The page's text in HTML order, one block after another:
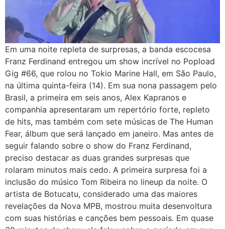
Em uma noite repleta de surpresas, a banda escocesa
Franz Ferdinand entregou um show incrível no Popload
Gig #66, que rolou no Tokio Marine Hall, em São Paulo,
na última quinta-feira (14). Em sua nona passagem pelo
Brasil, a primeira em seis anos, Alex Kapranos e
companhia apresentaram um repertório forte, repleto
de hits, mas também com sete músicas de The Human
Fear, álbum que será lançado em janeiro. Mas antes de
seguir falando sobre o show do Franz Ferdinand,
preciso destacar as duas grandes surpresas que
rolaram minutos mais cedo. A primeira surpresa foi a
inclusão do músico Tom Ribeira no lineup da noite. O
artista de Botucatu, considerado uma das maiores
revelações da Nova MPB, mostrou muita desenvoltura
com suas histórias e canções bem pessoais. Em quase